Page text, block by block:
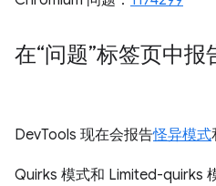
在“问题”标签页中
DevTools 现在会报告怪异模式
Quirks 模式和 Limited-quirks